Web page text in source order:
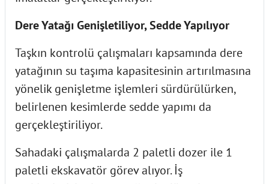
Dere Yatağı Genişletiliyor, Sedde Yapılıyor
Taşkın kontrolü çalışmaları kapsamında dere
yatağının su taşıma kapasitesinin artırılmasına
yönelik genişletme işlemleri sürdürülürken,
belirlenen kesimlerde sedde yapımı da
gerçekleştiriliyor.
Sahadaki çalışmalarda 2 paletli dozer ile 1
paletli ekskavatör görev alıyor. İş